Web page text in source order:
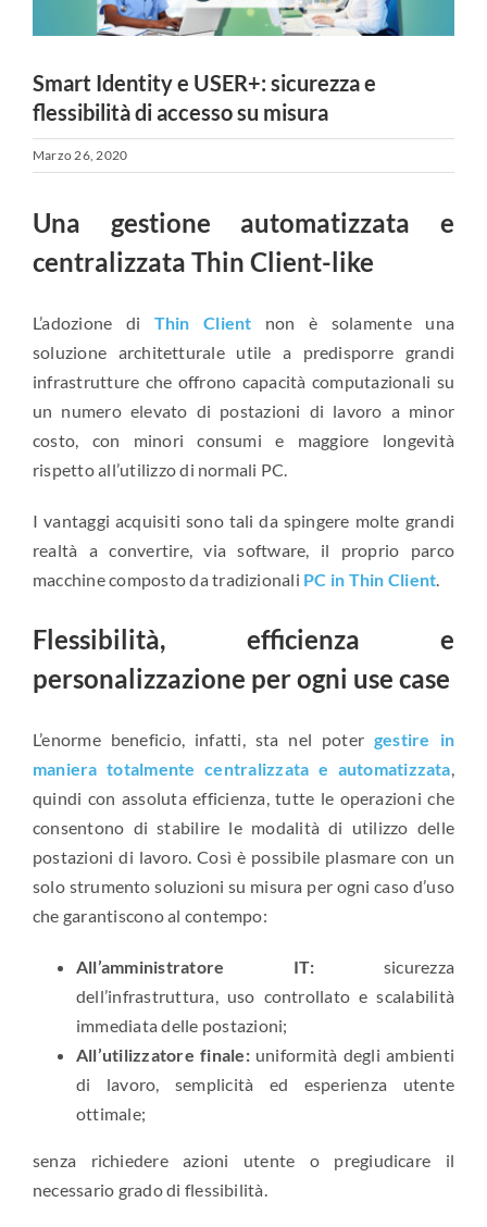
Smart Identity e USER+: sicurezza e
flessibilità di accesso su misura
Marzo 26, 2020
Una gestione automatizzata e
centralizzata Thin Client-like
L’adozione di Thin Client non è solamente una
soluzione architetturale utile a predisporre grandi
infrastrutture che offrono capacità computazionali su
un numero elevato di postazioni di lavoro a minor
costo, con minori consumi e maggiore longevità
rispetto all’utilizzo di normali PC.
I vantaggi acquisiti sono tali da spingere molte grandi
realtà a convertire, via software, il proprio parco
macchine composto da tradizionali PC in Thin Client
Flessibilità, efficienza e
personalizzazione per ogni use case
L’enorme beneficio, infatti, sta nel poter gestire in
maniera totalmente centralizzata e automatizzata
quindi con assoluta efficienza, tutte le operazioni che
consentono di stabilire le modalità di utilizzo delle
postazioni di lavoro. Così è possibile plasmare con un
solo strumento soluzioni su misura per ogni caso d’uso
che garantiscono al contempo:
All’amministratore IT:sicurezza
dell’infrastruttura, uso controllato e scalabilità
immediata delle postazioni;
All’utilizzatore finale:uniformità degli ambienti
di lavoro, semplicità ed esperienza utente
ottimale;
senza richiedere azioni utente o pregiudicare il
necessario grado di flessibilità.